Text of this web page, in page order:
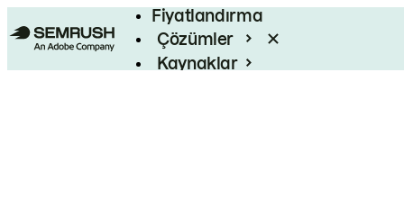
Fiyatlandırma
Çözümler
Kaynaklar